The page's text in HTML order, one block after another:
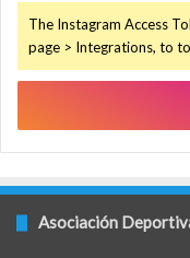
The Instagram Access
page > Integrations, to
Asociación